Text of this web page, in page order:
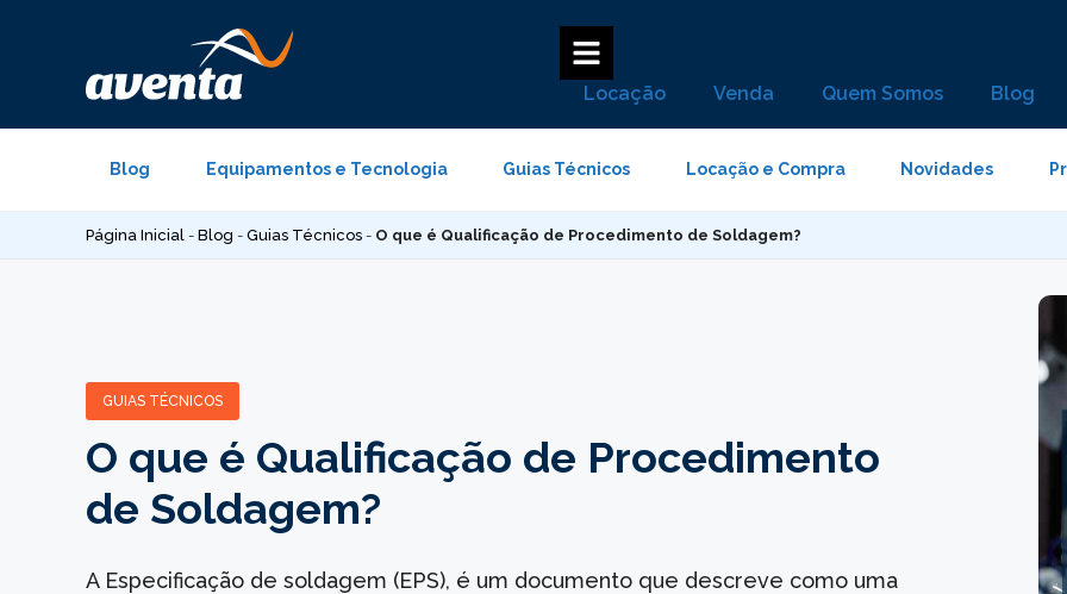
conteúdo
Locação Venda Quem Somos Blog
Blog Equipamentos e Tecnologia Guias Técnicos Locação e Compra Novidades
Página Inicial - Blog - Guias Técnicos - O que é Qualificação de Procedimento de Soldagem?
GUIAS TÉCNICOS
O que é Qualificação de Procedimento
de Soldagem?
A Especificação de soldagem (EPS), é um documento que descreve como uma